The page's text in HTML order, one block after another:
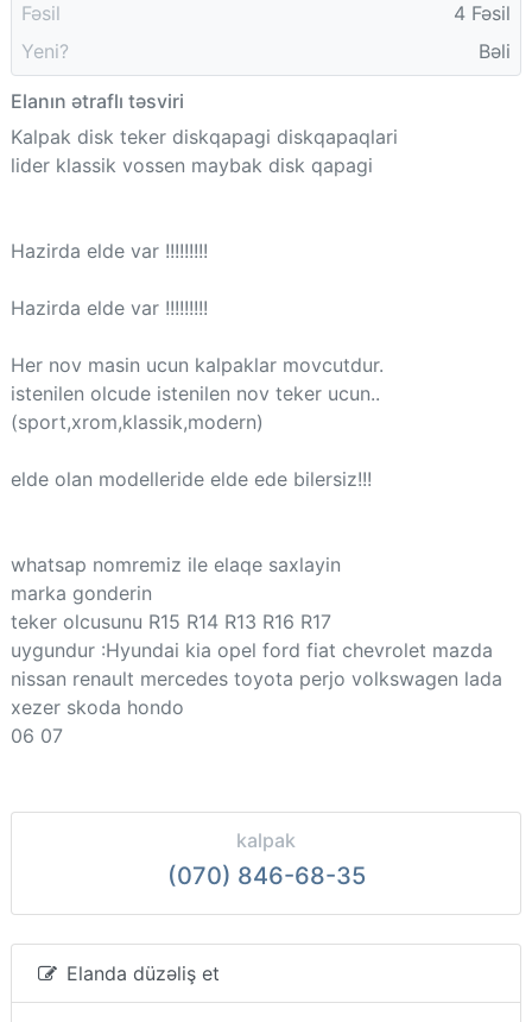
Fəsil
4 Fəsil
Yeni?
Bəli
Elanın ətraflı təsviri
Kalpak disk teker diskqapagi diskqapaqlari
lider klassik vossen maybak disk qapagi
Hazirda elde var !!!!!!!!!
Hazirda elde var !!!!!!!!!
Her nov masin ucun kalpaklar movcutdur.
istenilen olcude istenilen nov teker ucun..
(sport,xrom,klassik,modern)
elde olan modelleride elde ede bilersiz!!!
whatsap nomremiz ile elaqe saxlayin
marka gonderin
teker olcusunu R15 R14 R13 R16 R17
uygundur :Hyundai kia opel ford fiat chevrolet mazda
nissan renault mercedes toyota perjo volkswagen lada
xezer skoda hondo
06 07
kalpak
(070) 846-68-35
Elanda düzəliş et